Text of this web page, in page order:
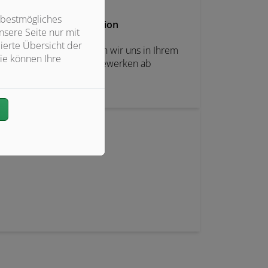
Koordination
immer nötig, stimmen wir uns in Ihrem
Sinne mit Fremdgewerken ab
Seite nur mit
Übersicht der
können Ihre